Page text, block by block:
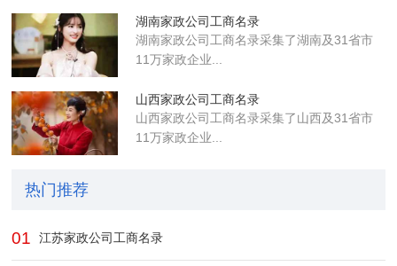
湖南家政公司工商名录
湖南家政公司工商名录采集了湖南及31省市
11万家政企业...
山西家政公司工商名录
山西家政公司工商名录采集了山西及31省市
11万家政企业...
热门推荐
01 江苏家政公司工商名录